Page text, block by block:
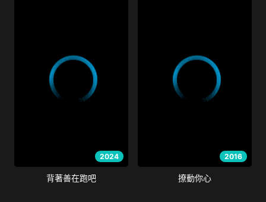
2024
背著善在跑吧
2016
撩動你心